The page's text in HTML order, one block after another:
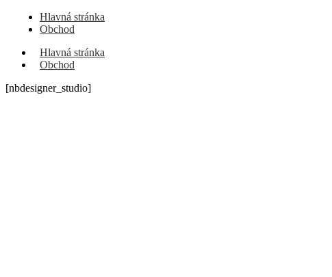
Hlavná stránka
Obchod
Hlavná stránka
Obchod
[nbdesigner_studio]